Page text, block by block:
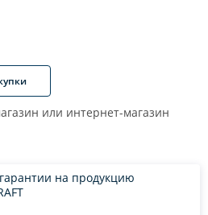
или интернет-магазин
на продукцию